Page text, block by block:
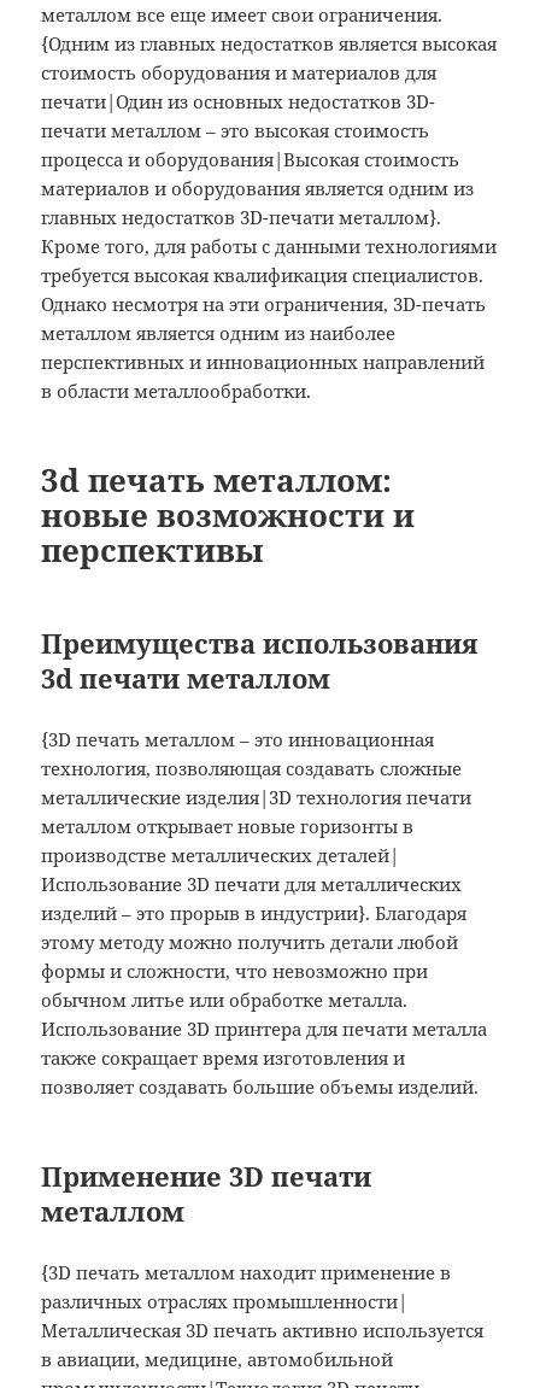
металлом все еще имеет свои ограничения.
{Одним из главных недостатков является высокая
стоимость оборудования и материалов для
печати|Один из основных недостатков 3D-
печати металлом – это высокая стоимость
процесса и оборудования|Высокая стоимость
материалов и оборудования является одним из
главных недостатков 3D-печати металлом}.
Кроме того, для работы с данными технологиями
требуется высокая квалификация специалистов.
Однако несмотря на эти ограничения, 3D-печать
металлом является одним из наиболее
перспективных и инновационных направлений
в области металлообработки.
3d печать металлом:
новые возможности и
перспективы
Преимущества использования
3d печати металлом
{3D печать металлом – это инновационная
технология, позволяющая создавать сложные
металлические изделия|3D технология печати
металлом открывает новые горизонты в
производстве металлических деталей|
Использование 3D печати для металлических
изделий – это прорыв в индустрии}. Благодаря
этому методу можно получить детали любой
формы и сложности, что невозможно при
обычном литье или обработке металла.
Использование 3D принтера для печати металла
также сокращает время изготовления и
позволяет создавать большие объемы изделий.
Применение 3D печати
металлом
{3D печать металлом находит применение в
различных отраслях промышленности|
Металлическая 3D печать активно используется
в авиации, медицине, автомобильной